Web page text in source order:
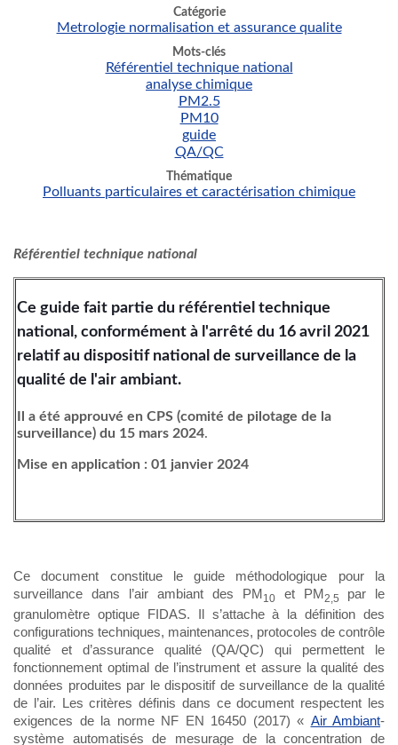
Catégorie
Metrologie normalisation et assurance qualite
Mots-clés
Référentiel technique national
analyse chimique
PM2.5
PM10
guide
QA/QC
Thématique
Polluants particulaires et caractérisation chimique
Référentiel technique national
Ce guide fait partie du référentiel technique
national, conformément à l'arrêté du 16 avril 2021
relatif au dispositif national de surveillance de la
qualité de l'air ambiant.
Il a été approuvé en CPS (comité de pilotage de la
surveillance) du 15 mars 2024.
Mise en application : 01 janvier 2024
Ce document constitue le guide méthodologique pour la
surveillance dans l’air ambiant des PM 10 et PM 2,5 par le
granulomètre optique FIDAS. Il s’attache à la définition des
configurations techniques, maintenances, protocoles de contrôle
qualité et d’assurance qualité (QA/QC) qui permettent le
fonctionnement optimal de l’instrument et assure la qualité des
données produites par le dispositif de surveillance de la qualité
de l’air. Les critères définis dans ce document respectent les
exigences de la norme NF EN 16450 (2017) « Air Ambiant-
système automatisés de mesurage de la concentration de